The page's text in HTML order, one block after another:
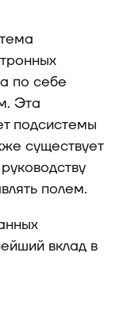
по себе
Эта
подсистемы
существует
полем.
вклад в